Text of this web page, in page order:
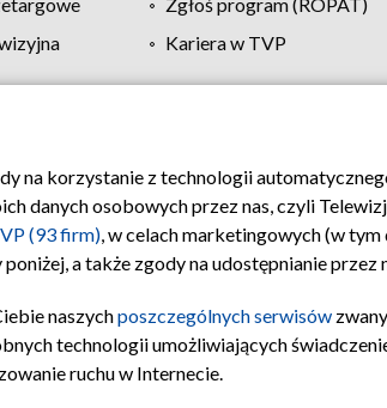
Kariera w TVP
Polityka prywatności Moje zgody
na korzystanie z technologii
danych osobowych przez nas, czyli
(93 firm), w celach marketingowych (w
a także zgody na udostępnianie
naszychposzczególnych serwisów
technologii umożliwiających
ruchu w Internecie.